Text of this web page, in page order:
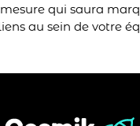
qui saura
au sein de votre